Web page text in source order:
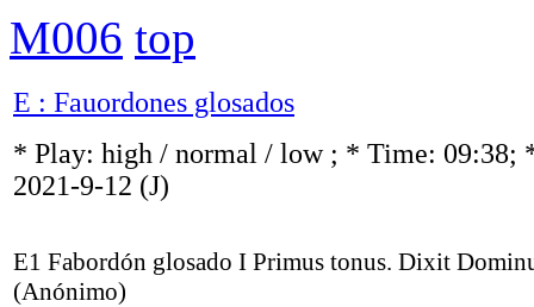
M006 top
E : Fauordones glosados
* Play: high / normal / low ; * Time: 09:38;
2021-9-12 (J)
E1 Fabordón glosado I Primus tonus. Dixit
(Anónimo)